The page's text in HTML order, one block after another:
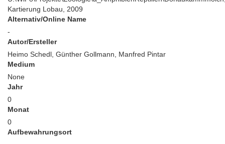
Kartierung Lobau, 2009
Alternativ/Online Name
-
Autor/Ersteller
Heimo Schedl, Günther Gollmann, Manfred Pintar
Medium
None
Jahr
0
Monat
0
Aufbewahrungsort